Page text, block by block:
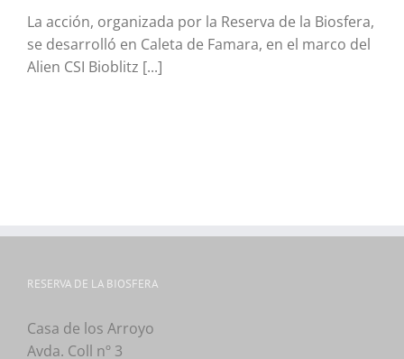
La acción, organizada por la Reserva de la Biosfera,
se desarrolló en Caleta de Famara, en el marco del
Alien CSI Bioblitz [...]
RESERVA DE LA BIOSFERA
Casa de los Arroyo
Avda. Coll nº 3